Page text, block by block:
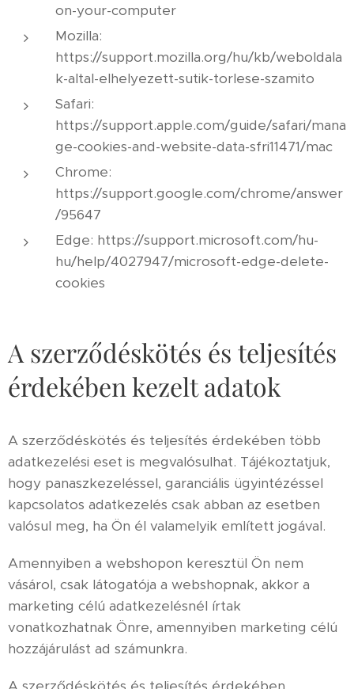
on-your-computer
Mozilla:
https://support.mozilla.org/hu/kb/weboldala
k-altal-elhelyezett-sutik-torlese-szamito
Safari:
https://support.apple.com/guide/safari/mana
ge-cookies-and-website-data-sfri11471/mac
Chrome:
https://support.google.com/chrome/answer
/95647
Edge: https://support.microsoft.com/hu-
hu/help/4027947/microsoft-edge-delete-
cookies
A szerződéskötés és teljesítés
érdekében kezelt adatok
A szerződéskötés és teljesítés érdekében több
adatkezelési eset is megvalósulhat. Tájékoztatjuk,
hogy panaszkezeléssel, garanciális ügyintézéssel
kapcsolatos adatkezelés csak abban az esetben
valósul meg, ha Ön él valamelyik említett jogával.
Amennyiben a webshopon keresztül Ön nem
vásárol, csak látogatója a webshopnak, akkor a
marketing célú adatkezelésnél írtak
vonatkozhatnak Önre, amennyiben marketing célú
hozzájárulást ad számunkra.